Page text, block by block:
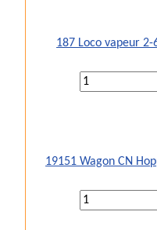
187 Loco vapeur
19151 Wagon CN